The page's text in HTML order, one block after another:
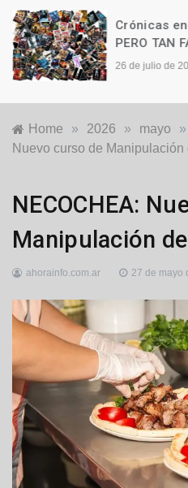
Crónicas en
PERO TAN
26 de julio de
Home » 2026 » mayo »
Nuevo curso de Manipulación
Destacadas ,
Locales ,
Salud
NECOCHEA:
Manipulación
ahorainfo.com.ar 27 de mayo